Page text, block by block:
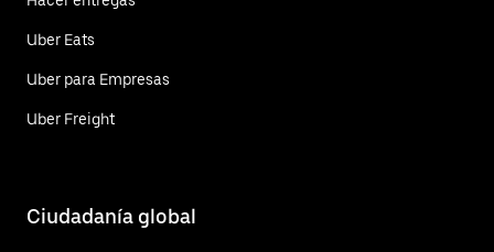
Uber Eats
Uber para Empresas
Uber Freight
Ciudadanía global